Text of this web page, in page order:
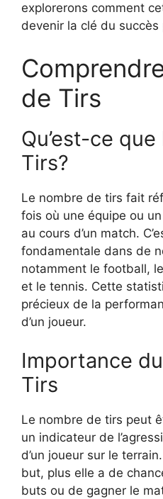
explorerons comment
devenir la clé du succès
de Tirs
Qu’est-ce
Tirs?
Le nombre de tirs fait
fois où une équipe ou
au cours d’un match.
fondamentale dans de
notamment le football,
et le tennis. Cette
précieux de la
d’un joueur.
Importance
Tirs
Le nombre de tirs peut
un indicateur de
d’un joueur sur le
but, plus elle a de
buts ou de gagner le